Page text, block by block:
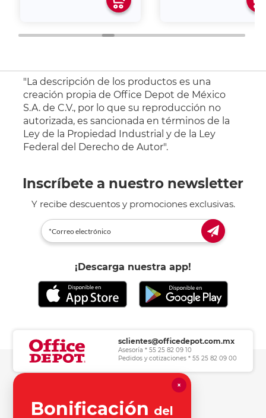
"La descripción de los productos es una
creación propia de Office Depot de México
S.A. de C.V., por lo que su reproducción no
autorizada, es sancionada en términos de la
Ley de la Propiedad Industrial y de la Ley
Federal del Derecho de Autor".
Inscríbete a nuestro newsletter
Y recibe descuentos y promociones exclusivas.
¡Descarga nuestra app!
sclientes@officedepot.com.mx
Asesoría * 55 25 82 09 10
Pedidos y cotizaciones * 55 25 82 09 00
Herramientas de consulta
×
Bonificación del